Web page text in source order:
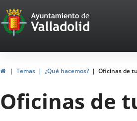
Portal
Web
del
Ayuntamiento
de
Valladolid
InicioTemas ¿Qué hacemos? Oficinas de
Oficinas de